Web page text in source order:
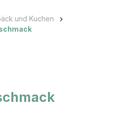
und Kuchen